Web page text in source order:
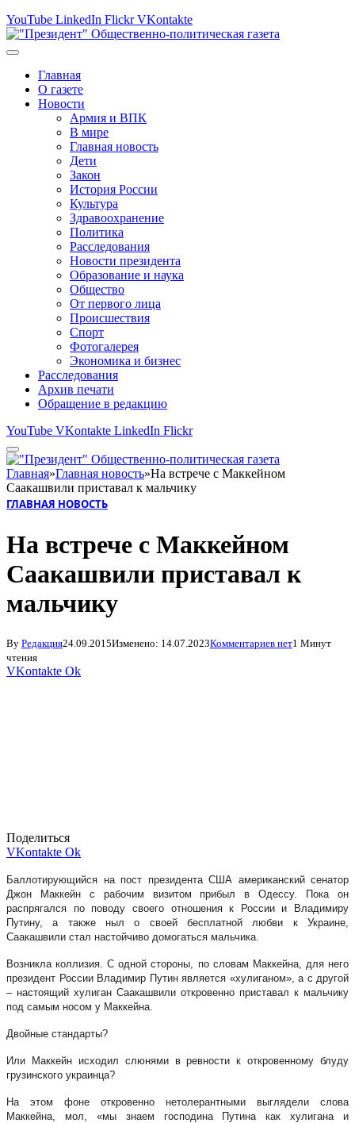
YouTube LinkedIn Flickr VKontakte
Главная
О газете
Новости
Армия и ВПК
В мире
Главная новость
Дети
Закон
История России
Культура
Здравоохранение
Политика
Расследования
Новости президента
Образование и наука
Общество
От первого лица
Происшествия
Спорт
Фотогалерея
Экономика и бизнес
Расследования
Архив печати
Обращение в редакцию
YouTube VKontakte LinkedIn Flickr
Главная»Главная новость»На встрече с Маккейном
Саакашвили приставал к мальчику
ГЛАВНАЯ НОВОСТЬ
На встрече с Маккейном
Саакашвили приставал к
мальчику
By Редакция24.09.2015Изменено: 14.07.2023Комментариев нет1 Минут
чтения
VKontakte Ok
Поделиться
VKontakte Ok
Баллотирующийся на пост президента США американский сенатор
Джон Маккейн с рабочим визитом прибыл в Одессу. Пока он
распрягался по поводу своего отношения к России и Владимиру
Путину, а также ныл о своей бесплатной любви к Украине,
Саакашвили стал настойчиво домогаться мальчика.
Возникла коллизия. С одной стороны, по словам Маккейна, для него
президент России Владимир Путин является «хулиганом», а с другой
– настоящий хулиган Саакашвили откровенно приставал к мальчику
под самым носом у Маккейна.
Двойные стандарты?
Или Маккейн исходил слюнями в ревности к откровенному блуду
грузинского украинца?
На этом фоне откровенно нетолерантными выглядели слова
Маккейна, мол, «мы знаем господина Путина как хулигана и